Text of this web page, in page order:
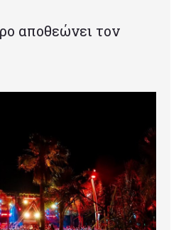
αποθεώνει τον